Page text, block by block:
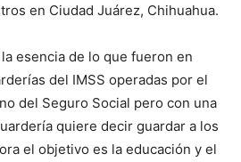
en Ciudad Juárez, Chihuahua.
esencia de lo que fueron en
del IMSS operadas por el
del Seguro Social pero con una
quiere decir guardar a los
el objetivo es la educación y el